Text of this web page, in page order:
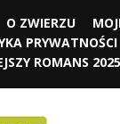
O ZWIERZU
PRYWATNOŚCI
ROMANS